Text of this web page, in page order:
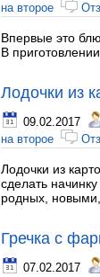
на второе
Впервые это
В
Лодочки из
09.02.2017
на второе
Лодочки из
сделать
родных,
Гречка с
07.02.2017